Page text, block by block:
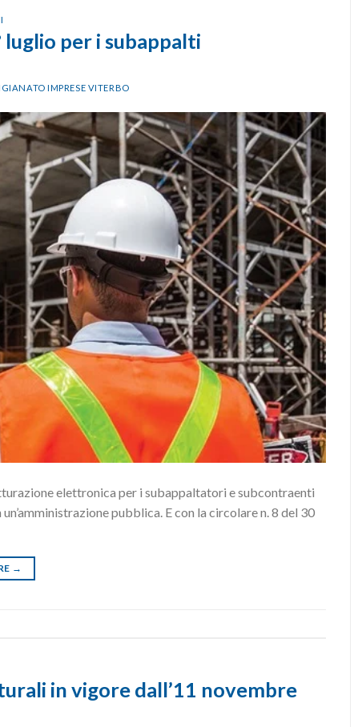
per i subappalti
IMPRESE VITERBO
elettronica per i subappaltatori e subcontraenti
pubblica. E con la circolare n. 8 del 30
→
in vigore dall’11 novembre